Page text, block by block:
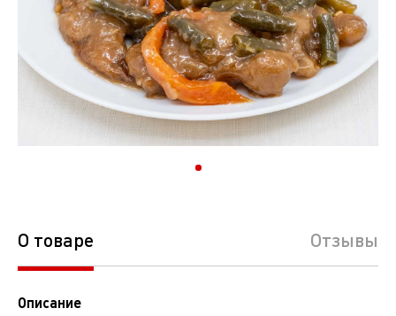
О товаре Отзывы
Описание